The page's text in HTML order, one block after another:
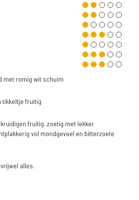
met romig wit schuim
tikkeltje fruitig
fruitig. zoetig met lekker
vol mondgevoel en bitterzoete
vrijwel alles.